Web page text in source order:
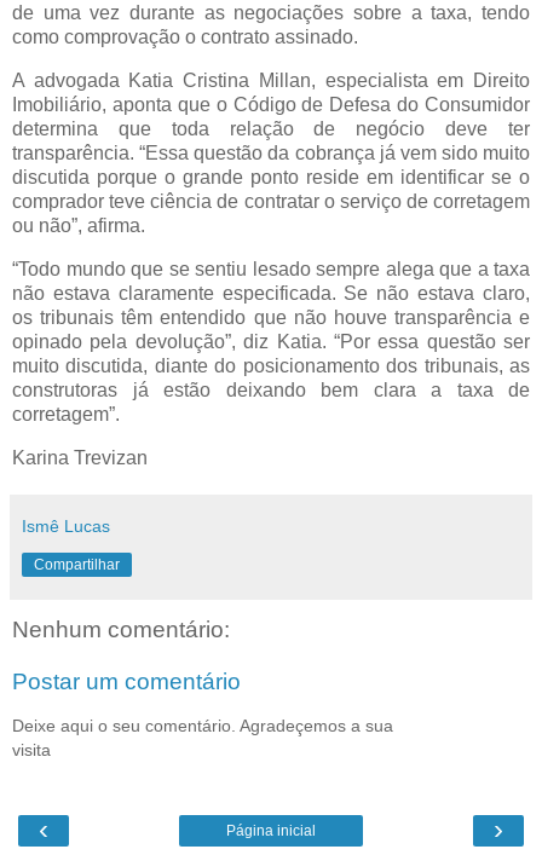
de uma vez durante as negociações sobre a taxa, tendo
como comprovação o contrato assinado.
A advogada Katia Cristina Millan, especialista em Direito
Imobiliário, aponta que o Código de Defesa do Consumidor
determina que toda relação de negócio deve ter
transparência. “Essa questão da cobrança já vem sido muito
discutida porque o grande ponto reside em identificar se o
comprador teve ciência de contratar o serviço de corretagem
ou não”, afirma.
“Todo mundo que se sentiu lesado sempre alega que a taxa
não estava claramente especificada. Se não estava claro,
os tribunais têm entendido que não houve transparência e
opinado pela devolução”, diz Katia. “Por essa questão ser
muito discutida, diante do posicionamento dos tribunais, as
construtoras já estão deixando bem clara a taxa de
corretagem”.
Karina Trevizan
Ismê Lucas
Compartilhar
Nenhum comentário:
Postar um comentário
Deixe aqui o seu comentário. Agradeçemos a sua
visita
‹ ›
Página inicial